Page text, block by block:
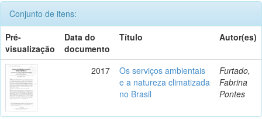
Conjunto de itens:
Pré-
visualização
Data do
documento
Título Autor(es)
2017
Os serviços ambientais
e a natureza climatizada
no Brasil
Furtado,
Fabrina
Pontes